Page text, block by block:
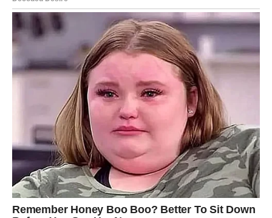
Ponekad mislimo da nas je sreća zaboravila. A onda dođe
trenutak koji nam pokaže da je cijelo vrijeme bila na putu
prema nama.